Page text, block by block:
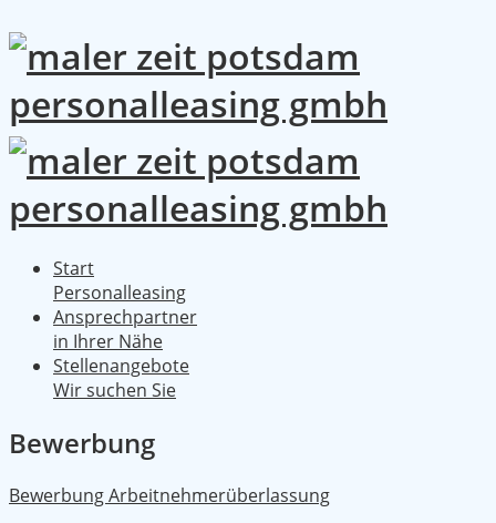
Start
Personalleasing
Ansprechpartner
in Ihrer Nähe
Stellenangebote
Wir suchen Sie
Bewerbung
Bewerbung Arbeitnehmerüberlassung